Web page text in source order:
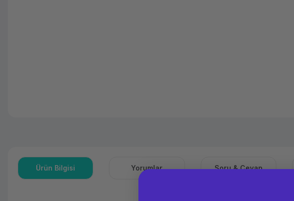
Ürün Bilgisi Yorumlar Soru & Cevap